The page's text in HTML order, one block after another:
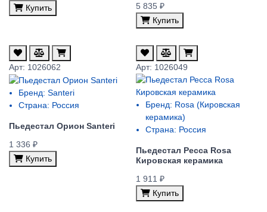
Купить
5 835 ₽
Купить
Арт: 1026062
Бренд: Santeri
Страна: Россия
Пьедестал Орион Santeri
1 336 ₽
Купить
Арт: 1026049
Бренд: Rosa (Кировская
керамика)
Страна: Россия
Пьедестал Ресса Rosa
Кировская керамика
1 911 ₽
Купить